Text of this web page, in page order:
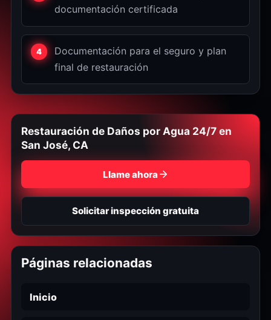
documentación certificada
Documentación para el seguro y plan
final de restauración
Restauración de Daños por Agua 24/7 en
San José, CA
Llame ahora
Solicitar inspección gratuita
Páginas relacionadas
Inicio